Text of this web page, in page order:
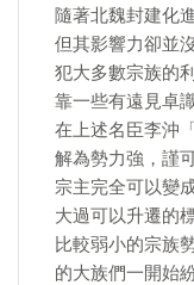
隨著北魏封建化
但其影響力卻並
犯大多數宗族的
靠一些有遠見卓
在上述名臣李沖
解為勢力強，謹
宗主完全可以變
大過可以升遷的
比較弱小的宗族
的大族們一開始